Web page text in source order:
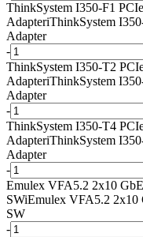
ThinkSystem I350-F1
AdapteriThinkSystem
Adapter
-
ThinkSystem I350-T2
AdapteriThinkSystem
Adapter
-
ThinkSystem I350-T4
AdapteriThinkSystem
Adapter
-
Emulex VFA5.2 2x10
SWiEmulex VFA5.2 2x10
SW
-